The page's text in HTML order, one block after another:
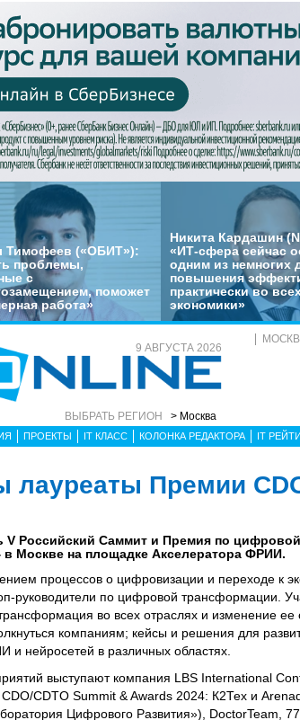
Тимофеев («ОБИТ»):
проблемы,
с
поможет
работа»
Никита Кардашин
«ИТ-сфера сейчас
одним из немногих
повышения
практически во
экономики»
9 АВГУСТА 2026
ВЫБРАТЬ РЕГИОН > Москва
ПРОЕКТЫ IT КЛАСС КОЛОНКА РЕДАКТОРА IT
Премии
V Российский Саммит и Премия по
в Москве на площадке Акселератора ФРИИ.
процессов о цифровизации и переходе к
руководители по цифровой трансформации.
во всех отраслях и изменение ее
компаниям; кейсы и решения для
и нейросетей в различных областях.
выступают компания LBS International
CDTO Summit & Awards 2024: К2Тех и
Цифрового Развития»), DoctorTeam,